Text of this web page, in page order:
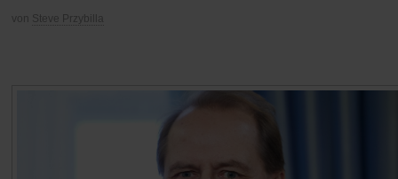
von Steve Przybilla